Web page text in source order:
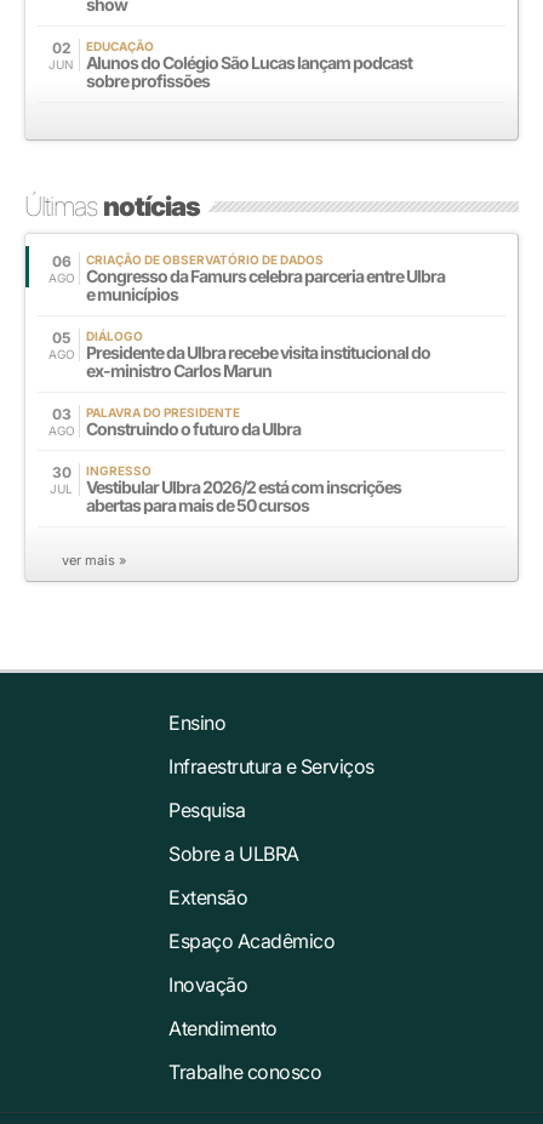
02
JUN
EDUCAÇÃO
Alunos do Colégio São Lucas lançam podcast
sobre profissões
Últimasnotícias
06
AGO
CRIAÇÃO DE OBSERVATÓRIO DE DADOS
Congresso da Famurs celebra parceria entre Ulbra
e municípios
05
AGO
DIÁLOGO
Presidente da Ulbra recebe visita institucional do
ex-ministro Carlos Marun
03
AGO
PALAVRA DO PRESIDENTE
Construindo o futuro da Ulbra
30
JUL
INGRESSO
Vestibular Ulbra 2026/2 está com inscrições
abertas para mais de 50 cursos
ver mais »
Ensino
Infraestrutura e Serviços
Pesquisa
Sobre a ULBRA
Extensão
Espaço Acadêmico
Inovação
Atendimento
Trabalhe conosco